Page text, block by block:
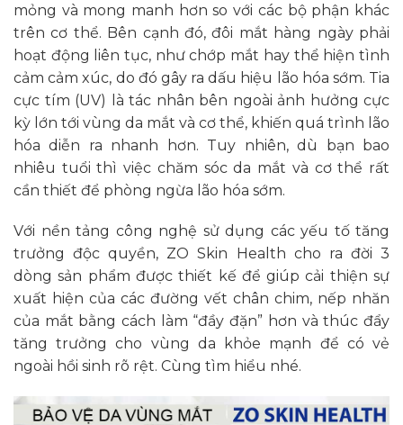
mỏng và mong manh hơn so với các bộ phận khác
trên cơ thể. Bên cạnh đó, đôi mắt hàng ngày phải
hoạt động liên tục, như chớp mắt hay thể hiện tình
cảm cảm xúc, do đó gây ra dấu hiệu lão hóa sớm. Tia
cực tím (UV) là tác nhân bên ngoài ảnh hưởng cực
kỳ lớn tới vùng da mắt và cơ thể, khiến quá trình lão
hóa diễn ra nhanh hơn. Tuy nhiên, dù bạn bao
nhiêu tuổi thì việc chăm sóc da mắt và cơ thể rất
cần thiết để phòng ngừa lão hóa sớm.
Với nền tảng công nghệ sử dụng các yếu tố tăng
trưởng độc quyền, ZO Skin Health cho ra đời 3
dòng sản phẩm được thiết kế để giúp cải thiện sự
xuất hiện của các đường vết chân chim, nếp nhăn
của mắt bằng cách làm “đầy đặn” hơn và thúc đẩy
tăng trưởng cho vùng da khỏe mạnh để có vẻ
ngoài hồi sinh rõ rệt. Cùng tìm hiểu nhé.